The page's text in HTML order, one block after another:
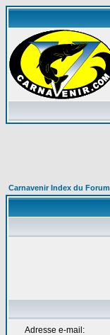
Carnavenir Index du Forum
Adresse e-mail: